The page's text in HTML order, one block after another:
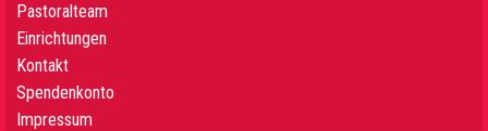
Pastoralteam
Einrichtungen
Kontakt
Spendenkonto
Impressum